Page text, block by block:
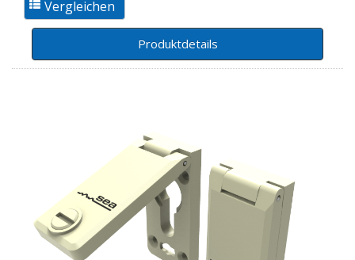
Produktdetails